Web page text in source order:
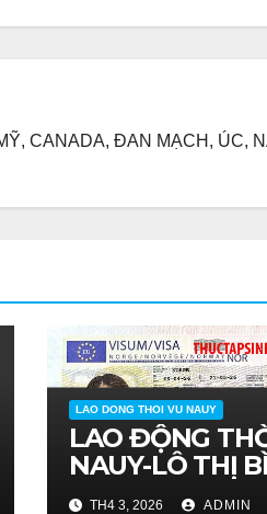
CANADA, ĐAN MẠCH, ÚC,
LAO DONG THOI VU NAUY
LAO ĐỘNG
NAUY-LÔ THỊ
TH4 3, 2026 ADMIN